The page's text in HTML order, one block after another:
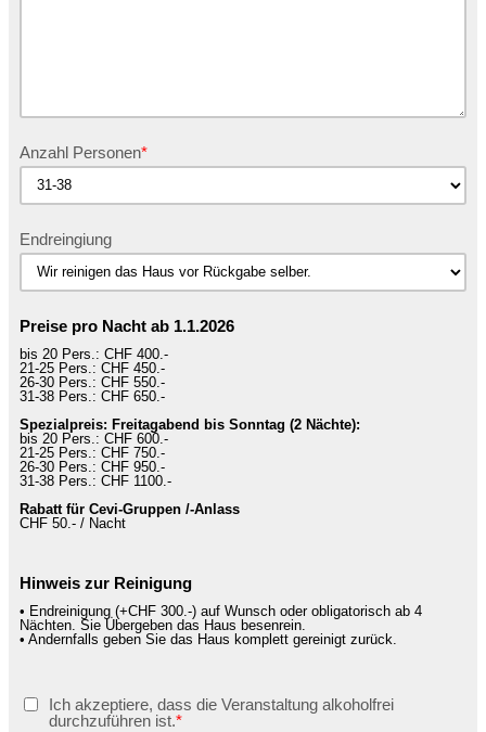
Anzahl Personen
Endreingiung
Preise pro Nacht ab 1.1.2026
bis 20 Pers.: CHF 400.-
21-25 Pers.: CHF 450.-
26-30 Pers.: CHF 550.-
31-38 Pers.: CHF 650.-
Spezialpreis: Freitagabend bis Sonntag (2 Nächte):
bis 20 Pers.: CHF 600.-
21-25 Pers.: CHF 750.-
26-30 Pers.: CHF 950.-
31-38 Pers.: CHF 1100.-
Rabatt für Cevi-Gruppen /-Anlass
CHF 50.- / Nacht
Hinweis zur Reinigung
• Endreinigung (+CHF 300.-) auf Wunsch oder obligatorisch ab 4
Nächten. Sie Übergeben das Haus besenrein.
• Andernfalls geben Sie das Haus komplett gereinigt zurück.
Ich akzeptiere, dass die Veranstaltung alkoholfrei
durchzuführen ist.